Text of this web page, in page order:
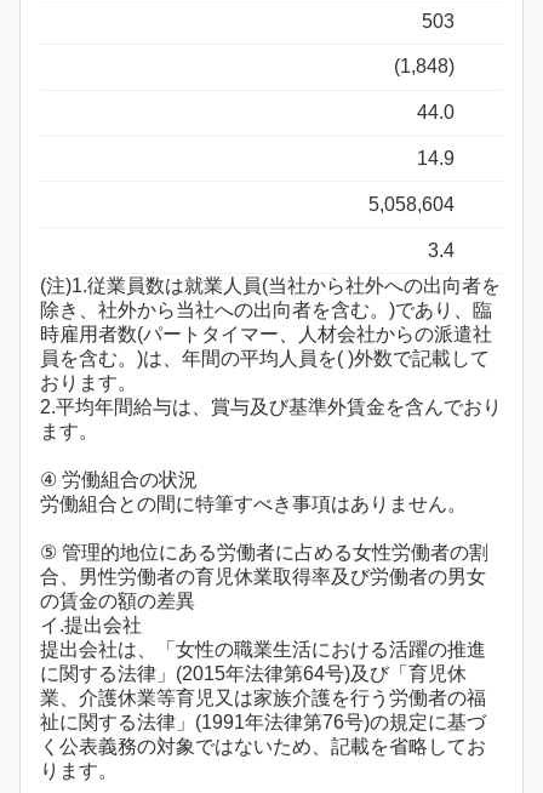
503
(1,848)
44.0
14.9
5,058,604
3.4
(注)1.従業員数は就業人員(当社から社外への出向者を
除き、社外から当社への出向者を含む。)であり、臨
時雇用者数(パートタイマー、人材会社からの派遣社
員を含む。)は、年間の平均人員を( )外数で記載して
おります。
2.平均年間給与は、賞与及び基準外賃金を含んでおり
ます。
④ 労働組合の状況
労働組合との間に特筆すべき事項はありません。
⑤ 管理的地位にある労働者に占める女性労働者の割
合、男性労働者の育児休業取得率及び労働者の男女
の賃金の額の差異
イ.提出会社
提出会社は、「女性の職業生活における活躍の推進
に関する法律」(2015年法律第64号)及び「育児休
業、介護休業等育児又は家族介護を行う労働者の福
祉に関する法律」(1991年法律第76号)の規定に基づ
く公表義務の対象ではないため、記載を省略してお
ります。